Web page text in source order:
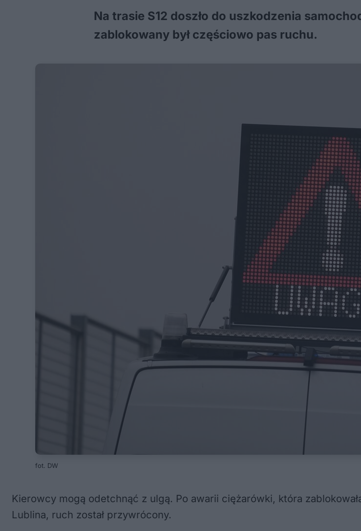
Na trasie S12 doszło do uszkodzenia
zablokowany był częściowo pas ruchu.
fot. DW
Kierowcy mogą odetchnąć z ulgą. Po awarii ciężarówki, która
Lublina, ruch został przywrócony.